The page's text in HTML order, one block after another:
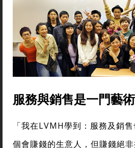
服務與銷售是一門藝術
「我在LVMH學到：服務及銷
個會賺錢的生意人，但賺錢絕